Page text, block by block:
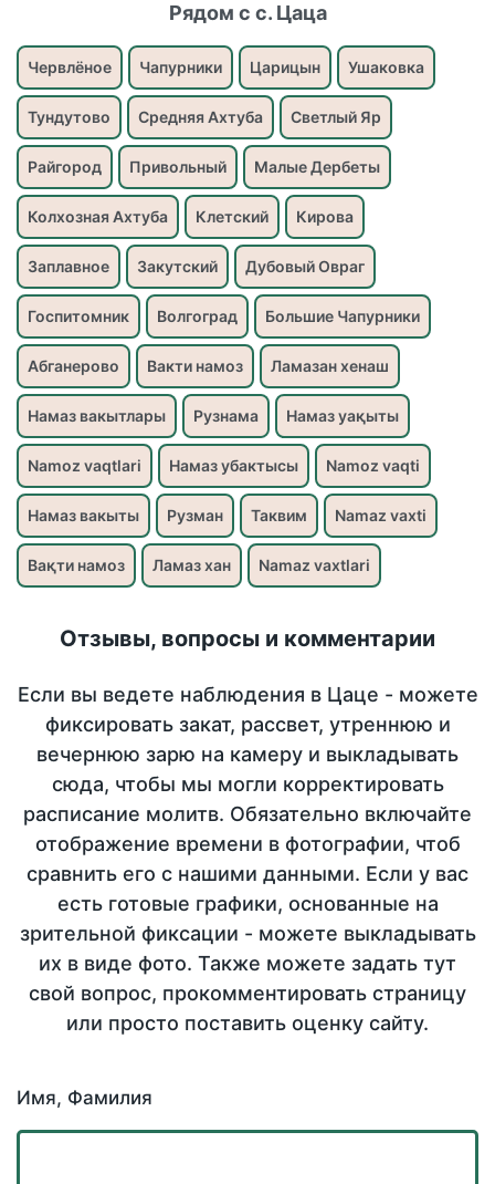
Рядом с с. Цаца
Червлёное Чапурники Царицын Ушаковка
Тундутово Средняя Ахтуба Светлый Яр
Райгород Привольный Малые Дербеты
Колхозная Ахтуба Клетский Кирова
Заплавное Закутский Дубовый Овраг
Госпитомник Волгоград Большие Чапурники
Абганерово Вакти намоз Ламазан хенаш
Намаз вакытлары Рузнама Намаз уақыты
Namoz vaqtlari Намаз убактысы Namoz vaqti
Намаз вакыты Рузман Таквим Namaz vaxti
Вақти намоз Ламаз хан Namaz vaxtlari
Отзывы, вопросы и комментарии
Если вы ведете наблюдения в Цаце - можете
фиксировать закат, рассвет, утреннюю и
вечернюю зарю на камеру и выкладывать
сюда, чтобы мы могли корректировать
расписание молитв. Обязательно включайте
отображение времени в фотографии, чтоб
сравнить его с нашими данными. Если у вас
есть готовые графики, основанные на
зрительной фиксации - можете выкладывать
их в виде фото. Также можете задать тут
свой вопрос, прокомментировать страницу
или просто поставить оценку сайту.
Имя, Фамилия